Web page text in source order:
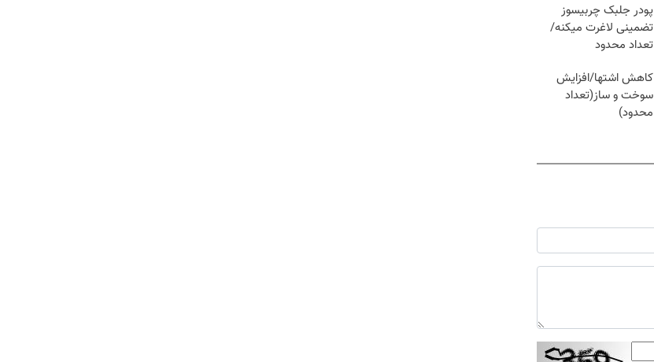
پودر جلبک چربیسوز
تضمینی لاغرت میکنه/
تعداد محدود
کاهش اشتها/افزایش
سوخت و ساز(تعداد
محدود)